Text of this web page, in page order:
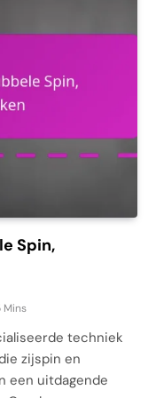
Spin,
Mins
techniek
zijspin en
een uitdagende